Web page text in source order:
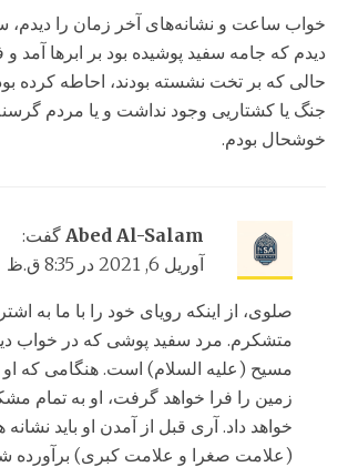
خواب ساعت و نشانه‌های آخر زمان را
دیدم که جامه سفید پوشیده بود بر ابرها آمد و
حالی که بر تخت نشسته بودند، احاطه کرده
جنگ یا کشتاریی وجود نداشت و یا مردم گرسنه
خوشحال بودم.
Abed Al-Salam گفت:
آوریل 6, 2021 در 8:35 ق.ظ
صلوی، از اینکه رویای خود را با ما به
متشکرم. مرد سفید پوشی که در خواب
مسیح (علیه السلام) است. هنگامی که او
زمین را فرا خواهد گرفت، او به تمام
خواهد داد. آری قبل از آمدن او باید
(علامت صغرا و علامت کبری) برآورده